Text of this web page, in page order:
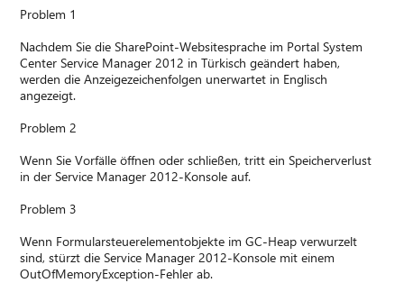
Problem 1
Nachdem Sie die SharePoint-Websitesprache im Portal System
Center Service Manager 2012 in Türkisch geändert haben,
werden die Anzeigezeichenfolgen unerwartet in Englisch
angezeigt.
Problem 2
Wenn Sie Vorfälle öffnen oder schließen, tritt ein Speicherverlust
in der Service Manager 2012-Konsole auf.
Problem 3
Wenn Formularsteuerelementobjekte im GC-Heap verwurzelt
sind, stürzt die Service Manager 2012-Konsole mit einem
OutOfMemoryException-Fehler ab.